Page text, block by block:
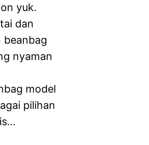
yuk.
dan
beanbag
nyaman
model
pilihan